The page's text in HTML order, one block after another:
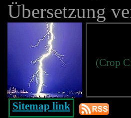
Übersetzung
(Crop
Sitemap link